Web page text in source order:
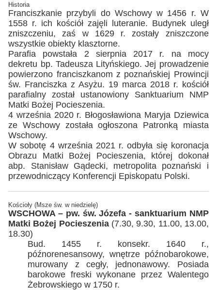
Historia
Franciszkanie przybyli do Wschowy w 1456 r. W
1558 r. ich kościół zajęli luteranie. Budynek uległ
zniszczeniu, zaś w 1629 r. zostały zniszczone
wszystkie obiekty klasztorne.
Parafia powstała 2 sierpnia 2017 r. na mocy
dekretu bp. Tadeusza Lityńskiego. Jej prowadzenie
powierzono franciszkanom z poznańskiej Prowincji
św. Franciszka z Asyżu. 19 marca 2018 r. kościół
parafialny został ustanowiony Sanktuarium NMP
Matki Bożej Pocieszenia.
4 września 2020 r. Błogosławiona Maryja Dziewica
ze Wschowy została ogłoszona Patronką miasta
Wschowy.
W sobotę 4 września 2021 r. odbyła się koronacja
Obrazu Matki Bożej Pocieszenia, której dokonał
abp. Stanisław Gądecki, metropolita poznański i
przewodniczący Konferencji Episkopatu Polski.
Kościoły (Msze św. w niedzielę)
WSCHOWA – pw. św. Józefa - sanktuarium NMP
Matki Bożej Pocieszenia(7.30, 9.30, 11.00, 13.00,
18.30)
Bud. 1455 r. konsekr. 1640 r.,
późnorenesansowy, wnętrze późnobarokowe,
murowany z cegły, jednonawowy. Posiada
barokowe freski wykonane przez Walentego
Żebrowskiego w 1750 r.